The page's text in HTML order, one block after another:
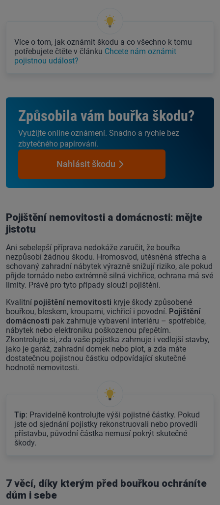
Více o tom, jak oznámit škodu a co všechno k tomu
potřebujete čtěte v článku Chcete nám oznámit
pojistnou událost?
Způsobila vám bouřka škodu?
Využijte online oznámení. Snadno a rychle bez
zbytečného papírování.
Nahlásit škodu
Pojištění nemovitosti a domácnosti: mějte
jistotu
Ani sebelepší příprava nedokáže zaručit, že bouřka
nezpůsobí žádnou škodu. Hromosvod, utěsněná střecha a
schovaný zahradní nábytek výrazně snižují riziko, ale pokud
přijde tornádo nebo extrémně silná vichřice, ochrana má své
limity. Právě pro tyto případy slouží pojištění.
Kvalitní pojištění nemovitosti kryje škody způsobené
bouřkou, bleskem, kroupami, vichřicí i povodní. Pojištění
domácnosti pak zahrnuje vybavení interiéru – spotřebiče,
nábytek nebo elektroniku poškozenou přepětím.
Zkontrolujte si, zda vaše pojistka zahrnuje i vedlejší stavby,
jako je garáž, zahradní domek nebo plot, a zda máte
dostatečnou pojistnou částku odpovídající skutečné
hodnotě nemovitosti.
Tip: Pravidelně kontrolujte výši pojistné částky. Pokud
jste od sjednání pojistky rekonstruovali nebo provedli
přístavbu, původní částka nemusí pokrýt skutečné
škody.
7 věcí, díky kterým před bouřkou ochráníte
dům i sebe